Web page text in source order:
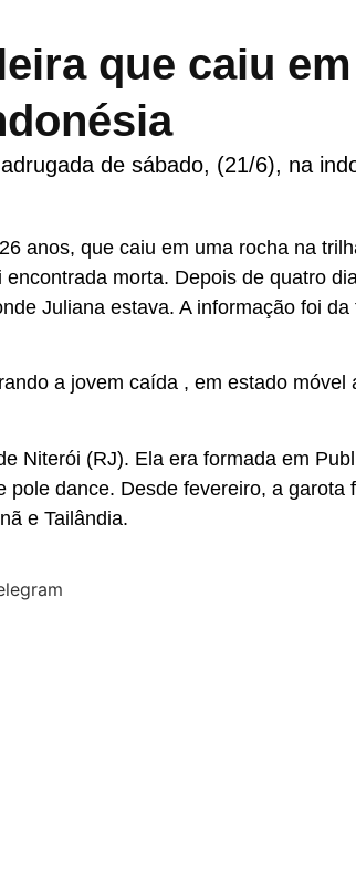
que caiu
de sábado, (21/6), na
anos, que caiu em uma rocha na
morta. Depois de quatro
Juliana estava. A informação foi
a jovem caída , em estado
Niterói (RJ). Ela era formada em
pole dance. Desde fevereiro, a garota
e Tailândia.